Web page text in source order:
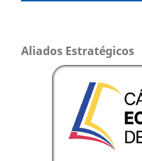
Aliados Estratégicos